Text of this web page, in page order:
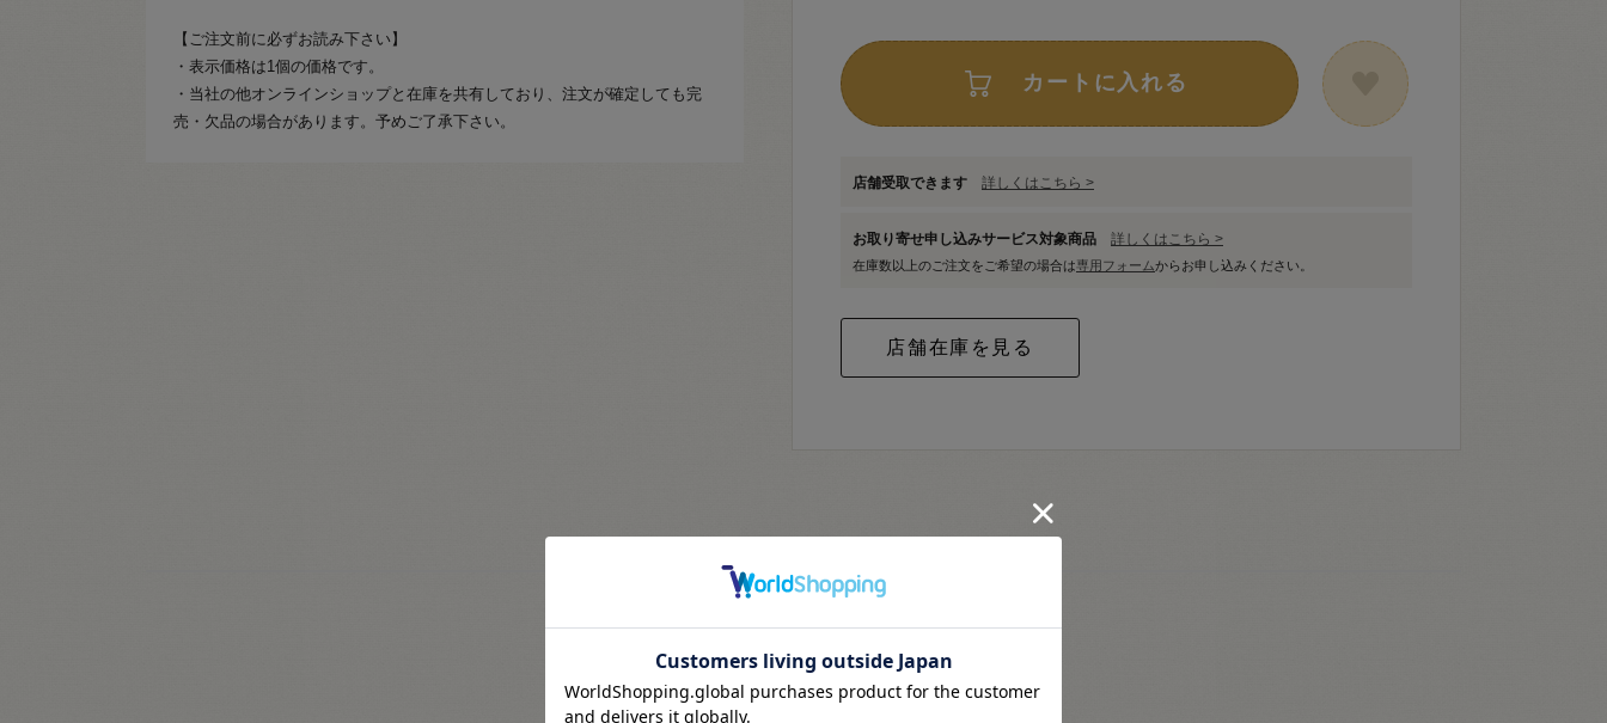
【ご注文前に必ずお読み下さい】
・表示価格は1個の価格です。
・当社の他オンラインショップと在庫を共有しており、注文が確定しても完
売・欠品の場合があります。予めご了承下さい。
カートに入れる
店舗受取できます 詳しくはこちら >
お取り寄せ申し込みサービス対象商品 詳しくはこちら >
在庫数以上のご注文をご希望の場合は専用フォームからお申し込みください。